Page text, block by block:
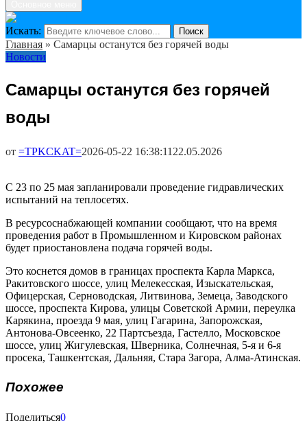
Искать: Поиск
Главная » Самарцы останутся без горячей воды
Новости
Самарцы останутся без горячей
воды
от =TPKCKAT=2026-05-22 16:38:11 22.05.2026
С 23 по 25 мая запланировали проведение гидравлических
испытаний на теплосетях.
В ресурсоснабжающей компании сообщают, что на время
проведения работ в Промышленном и Кировском районах
будет приостановлена подача горячей воды.
Это коснется домов в границах проспекта Карла Маркса,
Ракитовского шоссе, улиц Мелекесская, Изыскательская,
Офицерская, Серноводская, Литвинова, Земеца, Заводского
шоссе, проспекта Кирова, улицы Советской Армии, переулка
Карякина, проезда 9 мая, улиц Гагарина, Запорожская,
Антонова-Овсеенко, 22 Партсъезда, Гастелло, Московское
шоссе, улиц Жигулевская, Шверника, Солнечная, 5-я и 6-я
просека, Ташкентская, Дальняя, Стара Загора, Алма-Атинская.
Похожее
Поделиться0